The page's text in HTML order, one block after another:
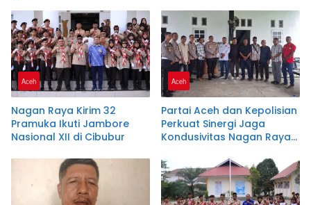
Aceh
Nagan Raya Kirim 32
Pramuka Ikuti Jambore
Nasional XII di Cibubur
Aceh
Partai Aceh dan Kepolisian
Perkuat Sinergi Jaga
Kondusivitas Nagan Raya